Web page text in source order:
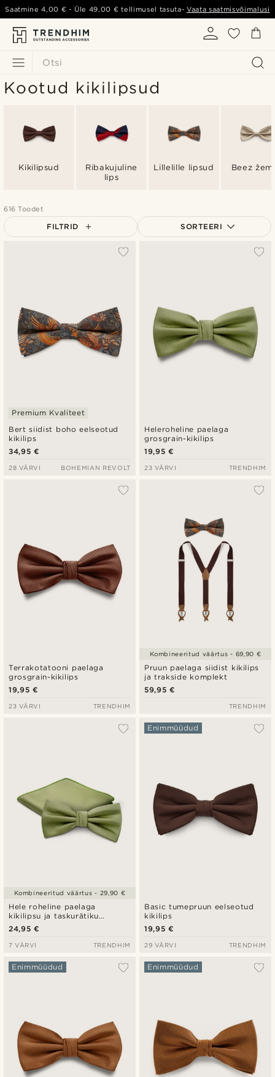
Otsi
Saatmine4,00 € - Üle 49,00 € tellimusel tasuta-Vaata saatmisvõimalusi
Kootud kikilipsud
Kikilipsud
Ribakujuline
lips
Lillelille lipsud Beez
616 Toodet
FILTRID SORTEERI
Bert siidist boho eelseotud
kikilips
Premium Kvaliteet
34,95 €
28 VÄRVI BOHEMIAN REVOLT
Heleroheline paelaga
grosgrain-kikilips
19,95 €
23 VÄRVI TRENDHIM
Terrakotatooni paelaga
grosgrain-kikilips
19,95 €
23 VÄRVI TRENDHIM
Pruun paelaga siidist kikilips
ja trakside komplekt
59,95 €
Kombineeritud väärtus - 69,90 €
TRENDHIM
Hele roheline paelaga
kikilipsu ja taskurätiku
komplekt
24,95 €
Kombineeritud väärtus - 29,90 €
7 VÄRVI TRENDHIM
Basic tumepruun eelseotud
kikilips
Enimmüüdud
19,95 €
29 VÄRVI TRENDHIM
Enimmüüdud Enimmüüdud